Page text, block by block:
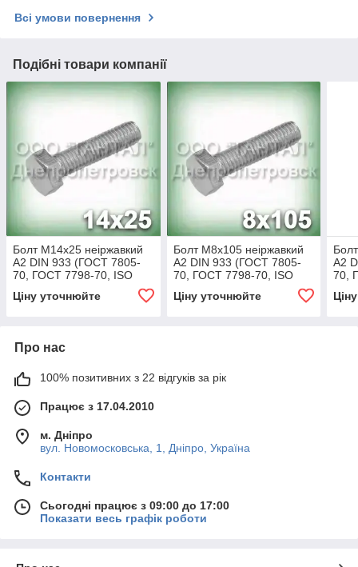
Всі умови повернення
Подібні товари компанії
Болт М14х25 неіржавкий
А2 DIN 933 (ГОСТ 7805-
70, ГОСТ 7798-70, ISO
Ціну уточнюйте
Болт М8х105 неіржавкий
А2 DIN 933 (ГОСТ 7805-
70, ГОСТ 7798-70, ISO
Ціну уточнюйте
А2
70,
Про нас
100% позитивних з 22 відгуків за рік
Працює з 17.04.2010
м. Дніпро
вул. Новомосковська, 1, Дніпро, Україна
Контакти
Сьогодні працює з 09:00 до 17:00
Показати весь графік роботи